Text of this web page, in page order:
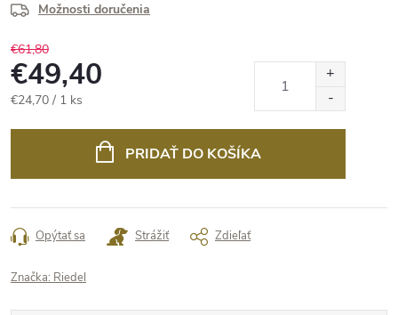
Možnosti doručenia
€61,80
€49,40
Jednotková
€24,70 / 1 ks
PRIDAŤ DO KOŠÍKA
Opýtať sa Strážiť Zdieľať
Značka: Riedel